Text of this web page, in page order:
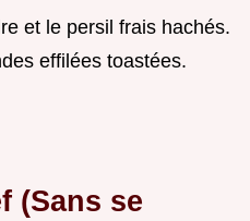
et le persil frais hachés.
effilées toastées.
(Sans se